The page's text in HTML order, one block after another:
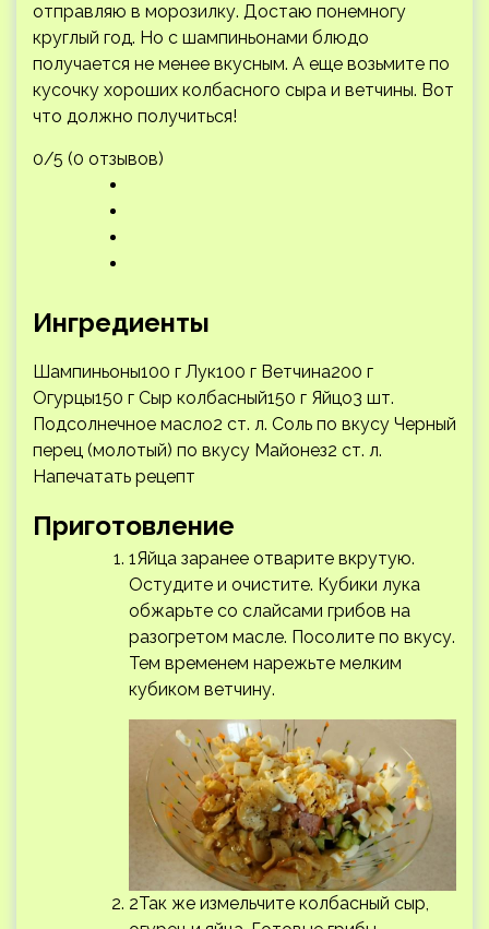
отправляю в морозилку. Достаю понемногу
круглый год. Но с шампиньонами блюдо
получается не менее вкусным. А еще возьмите по
кусочку хороших колбасного сыра и ветчины. Вот
что должно получиться!
0/5 (0 отзывов)
Ингредиенты
Шампиньоны100 г Лук100 г Ветчина200 г
Огурцы150 г Сыр колбасный150 г Яйцо3 шт.
Подсолнечное масло2 ст. л. Соль по вкусу Черный
перец (молотый) по вкусу Майонез2 ст. л.
Напечатать рецепт
Приготовление
1Яйца заранее отварите вкрутую.
Остудите и очистите. Кубики лука
обжарьте со слайсами грибов на
разогретом масле. Посолите по вкусу.
Тем временем нарежьте мелким
кубиком ветчину.
2Так же измельчите колбасный сыр,